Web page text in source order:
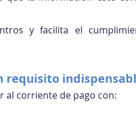
y facilita el
requisito
al corriente de pago con: